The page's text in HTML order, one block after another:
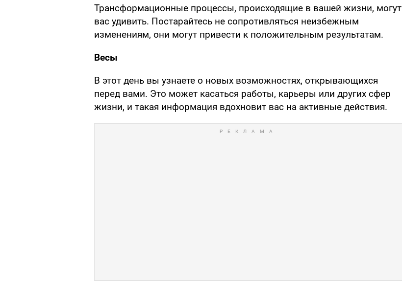
Трансформационные процессы, происходящие в вашей жизни, могут
вас удивить. Постарайтесь не сопротивляться неизбежным
изменениям, они могут привести к положительным результатам.
Весы
В этот день вы узнаете о новых возможностях, открывающихся
перед вами. Это может касаться работы, карьеры или других сфер
жизни, и такая информация вдохновит вас на активные действия.